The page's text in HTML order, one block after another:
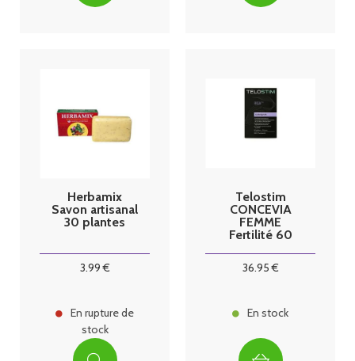
Herbamix
Savon artisanal
30 plantes
3.99€
En rupture de
stock
Telostim
CONCEVIA
FEMME
Fertilité 60
36.95€
En stock